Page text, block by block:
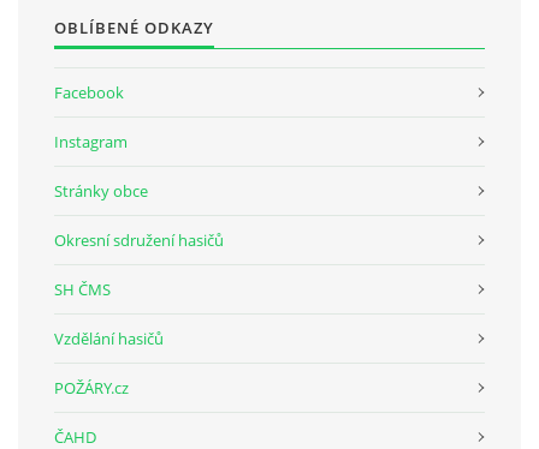
OBLÍBENÉ ODKAZY
Facebook
Instagram
Stránky obce
Okresní sdružení hasičů
SH ČMS
Vzdělání hasičů
POŽÁRY.cz
ČAHD